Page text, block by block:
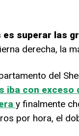
superar las
derecha, la
del
iba con exceso
y finalmente
por hora, el